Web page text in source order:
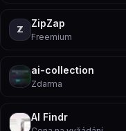
Z
ZipZap
Freemium
ai-collection
Zdarma
AI Findr